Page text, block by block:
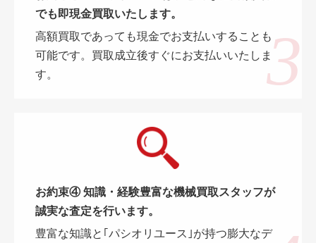
でも即現金買取いたします。
高額買取であっても現金でお支払いすることも
可能です。買取成立後すぐにお支払いいたしま
す。
お約束④ 知識・経験豊富な機械買取スタッフが
誠実な査定を行います。
豊富な知識と｢パシオリユース｣が持つ膨大なデ